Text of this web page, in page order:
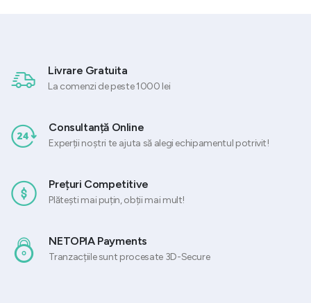
Livrare Gratuita
La comenzi de peste 1000 lei
Consultanță Online
Experții noștri te ajuta să alegi echipamentul potrivit!
Prețuri Competitive
Plătești mai puțin, obții mai mult!
NETOPIA Payments
Tranzacțiile sunt procesate 3D-Secure